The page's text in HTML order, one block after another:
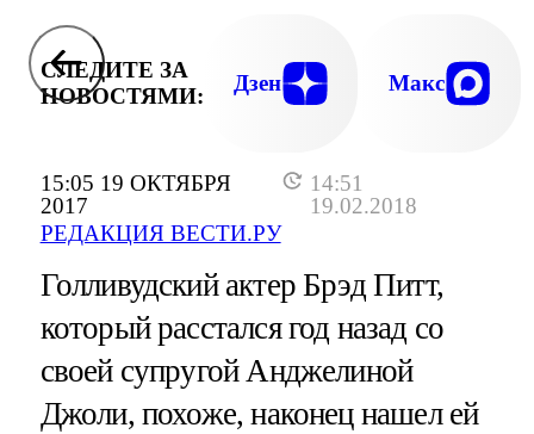
15:05 19 ОКТЯБРЯ
2017
14:51
19.02.2018
РЕДАКЦИЯ ВЕСТИ.РУ
СЛЕДИТЕ ЗА
НОВОСТЯМИ:
Дзен Макс
Голливудский актер Брэд Питт,
который расстался год назад со
своей супругой Анджелиной
Джоли, похоже, наконец нашел ей